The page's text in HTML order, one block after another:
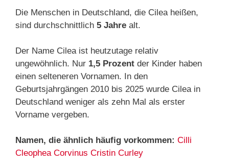
Die Menschen in Deutschland, die Cilea heißen,
sind durchschnittlich 5 Jahre alt.
Der Name Cilea ist heutzutage relativ
ungewöhnlich. Nur 1,5 Prozent der Kinder haben
einen selteneren Vornamen. In den
Geburtsjahrgängen 2010 bis 2025 wurde Cilea in
Deutschland weniger als zehn Mal als erster
Vorname vergeben.
Namen, die ähnlich häufig vorkommen: Cilli
Cleophea Corvinus Cristin Curley